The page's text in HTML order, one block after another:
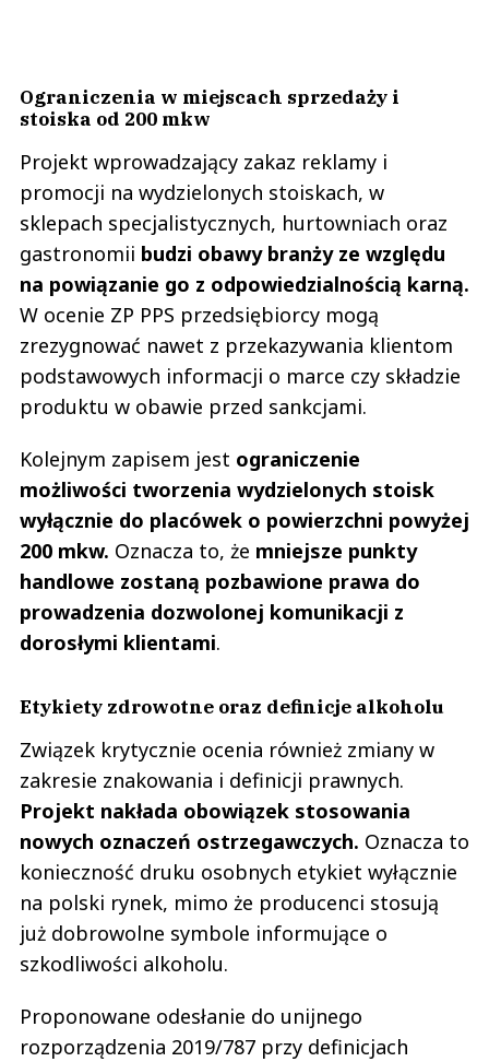
Ograniczenia w miejscach sprzedaży i
stoiska od 200 mkw
Projekt wprowadzający zakaz reklamy i
promocji na wydzielonych stoiskach, w
sklepach specjalistycznych, hurtowniach oraz
gastronomii budzi obawy branży ze względu
na powiązanie go z odpowiedzialnością karną.
W ocenie ZP PPS przedsiębiorcy mogą
zrezygnować nawet z przekazywania klientom
podstawowych informacji o marce czy składzie
produktu w obawie przed sankcjami.
Kolejnym zapisem jest ograniczenie
możliwości tworzenia wydzielonych stoisk
wyłącznie do placówek o powierzchni powyżej
200 mkw. Oznacza to, że mniejsze punkty
handlowe zostaną pozbawione prawa do
prowadzenia dozwolonej komunikacji z
dorosłymi klientami.
Etykiety zdrowotne oraz definicje alkoholu
Związek krytycznie ocenia również zmiany w
zakresie znakowania i definicji prawnych.
Projekt nakłada obowiązek stosowania
nowych oznaczeń ostrzegawczych. Oznacza to
konieczność druku osobnych etykiet wyłącznie
na polski rynek, mimo że producenci stosują
już dobrowolne symbole informujące o
szkodliwości alkoholu.
Proponowane odesłanie do unijnego
rozporządzenia 2019/787 przy definicjach